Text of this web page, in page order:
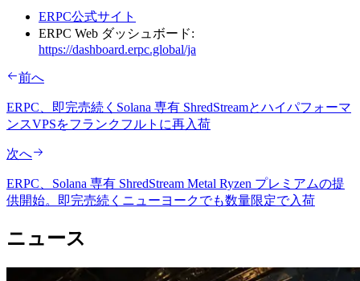
ERPC公式サイト
ERPC Web ダッシュボード:
https://dashboard.erpc.global/ja
前へ
ERPC、即完売続くSolana 専有 ShredStreamとハイパフォーマ
ンスVPSをフランクフルトに再入荷
次へ
ERPC、Solana 専有 ShredStream Metal Ryzen プレミアムの提
供開始。即完売続くニューヨークでも数量限定で入荷
ニュース